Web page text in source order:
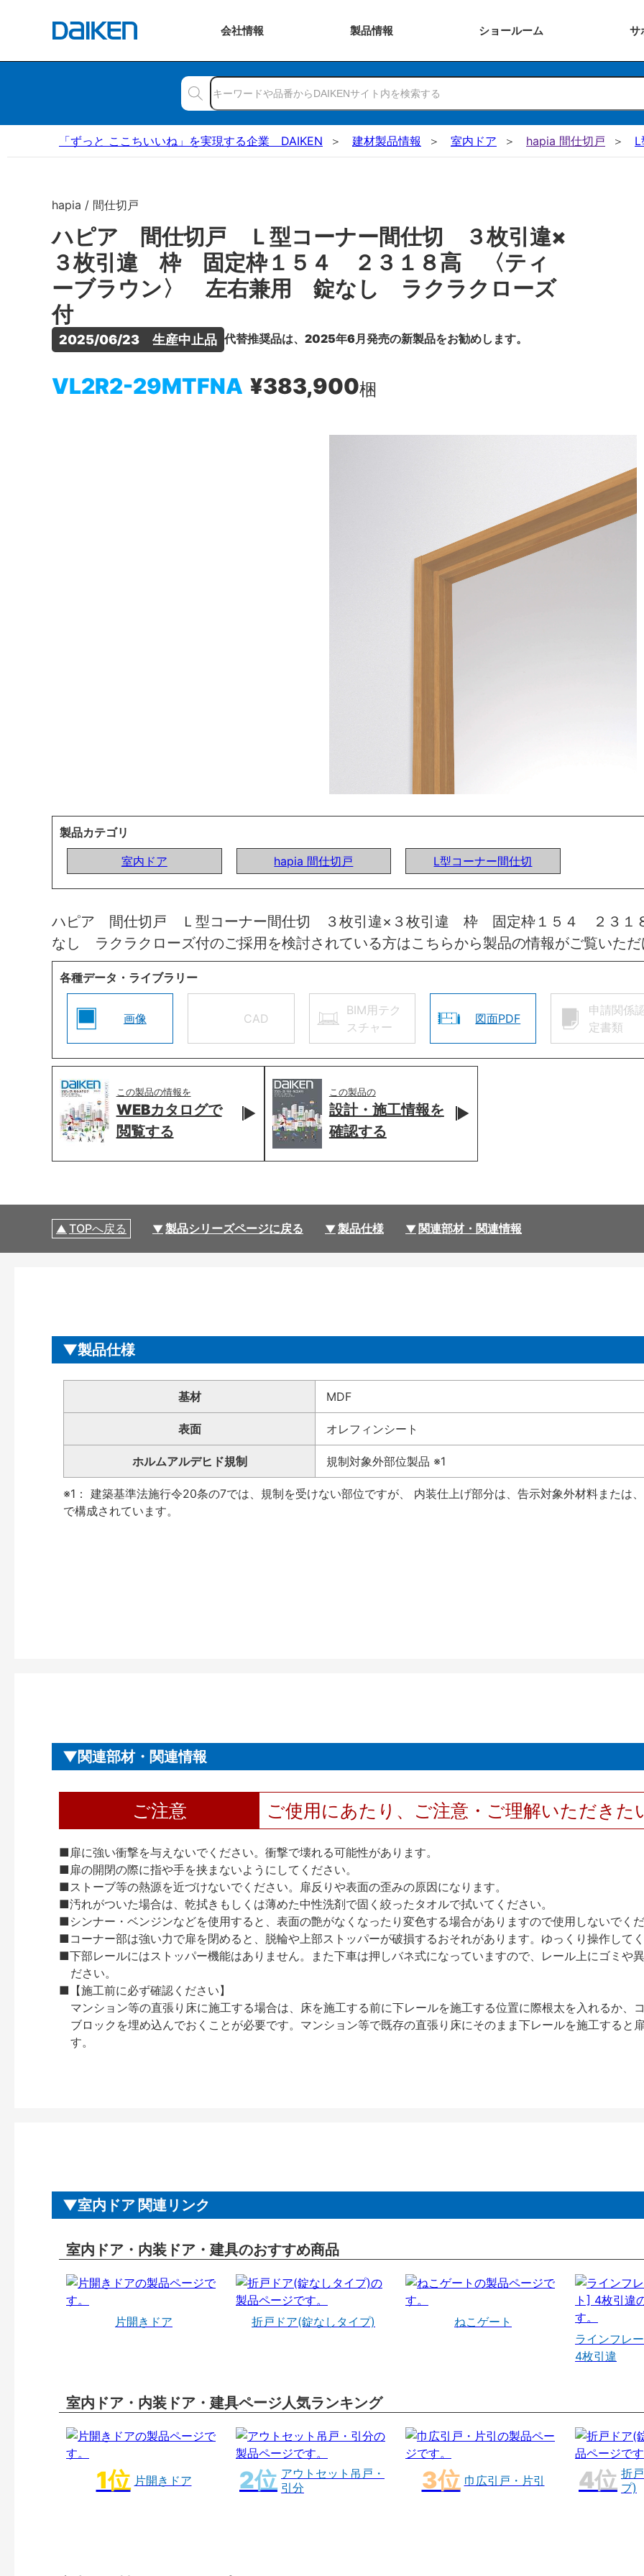
会社情報 製品情報 ショールーム サ
「ずっと ここちいいね」を実現する企業 DAIKEN 建材製品情報 室内ドア hapia 間仕切戸 L
hapia / 間仕切戸
ハピア 間仕切戸 Ｌ型コーナー間仕切 ３枚引違×
３枚引違 枠 固定枠１５４ ２３１８高 〈ティ
ーブラウン〉 左右兼用 錠なし ラクラクローズ
付
2025/06/23　生産中止品 代替推奨品は、2025年6月発売の新製品をお勧めします。
VL2R2-29MTFNA ¥383,900梱
製品カテゴリ
室内ドア
hapia 間仕切戸 L型コーナー間仕切
ハピア 間仕切戸 Ｌ型コーナー間仕切 ３枚引違×３枚引違 枠 固定枠１５４ ２３
なし ラクラクローズ付のご採用を検討されている方はこちらから製品の情報がご覧いただ
各種データ・ライブラリー
画像 CAD
BIM用テク
スチャー
図面PDF
申請関係
定書類
この製品の情報を
WEBカタログで
閲覧する
この製品の
設計・施工情報を
確認する
TOPへ戻る 製品シリーズページに戻る 製品仕様 関連部材・関連情報
製品仕様
基材 MDF
表面 オレフィンシート
ホルムアルデヒド規制 規制対象外部位製品 ※1
※1： 建築基準法施行令20条の7では、規制を受けない部位ですが、 内装仕上げ部分は、告示対象外材料ま
で構成されています。
関連部材・関連情報
ご注意 ご使用にあたり、ご注意・ご理解いただきた
■扉に強い衝撃を与えないでください。衝撃で壊れる可能性があります。
■扉の開閉の際に指や手を挟まないようにしてください。
■ストーブ等の熱源を近づけないでください。扉反りや表面の歪みの原因になります。
■汚れがついた場合は、乾拭きもしくは薄めた中性洗剤で固く絞ったタオルで拭いてください。
■シンナー・ベンジンなどを使用すると、表面の艶がなくなったり変色する場合がありますので使用しないでくだ
■コーナー部は強い力で扉を閉めると、脱輪や上部ストッパーが破損するおそれがあります。ゆっくり操作してく
■下部レールにはストッパー機能はありません。また下車は押しバネ式になっていますので、レール上にゴミや
ださい。
■【施工前に必ず確認ください】
マンション等の直張り床に施工する場合は、床を施工する前に下レールを施工する位置に際根太を入れるか、
ブロックを埋め込んでおくことが必要です。マンション等で既存の直張り床にそのまま下レールを施工すると
す。
室内ドア 関連リンク
室内ドア・内装ドア・建具のおすすめ商品
片開きドア 折戸ドア(錠なしタイプ)
ねこゲート
ラインフレ
4枚引違
室内ドア・内装ドア・建具ページ人気ランキング
片開きドア
アウトセット吊戸・
引分
巾広引戸・片引
折
プ)